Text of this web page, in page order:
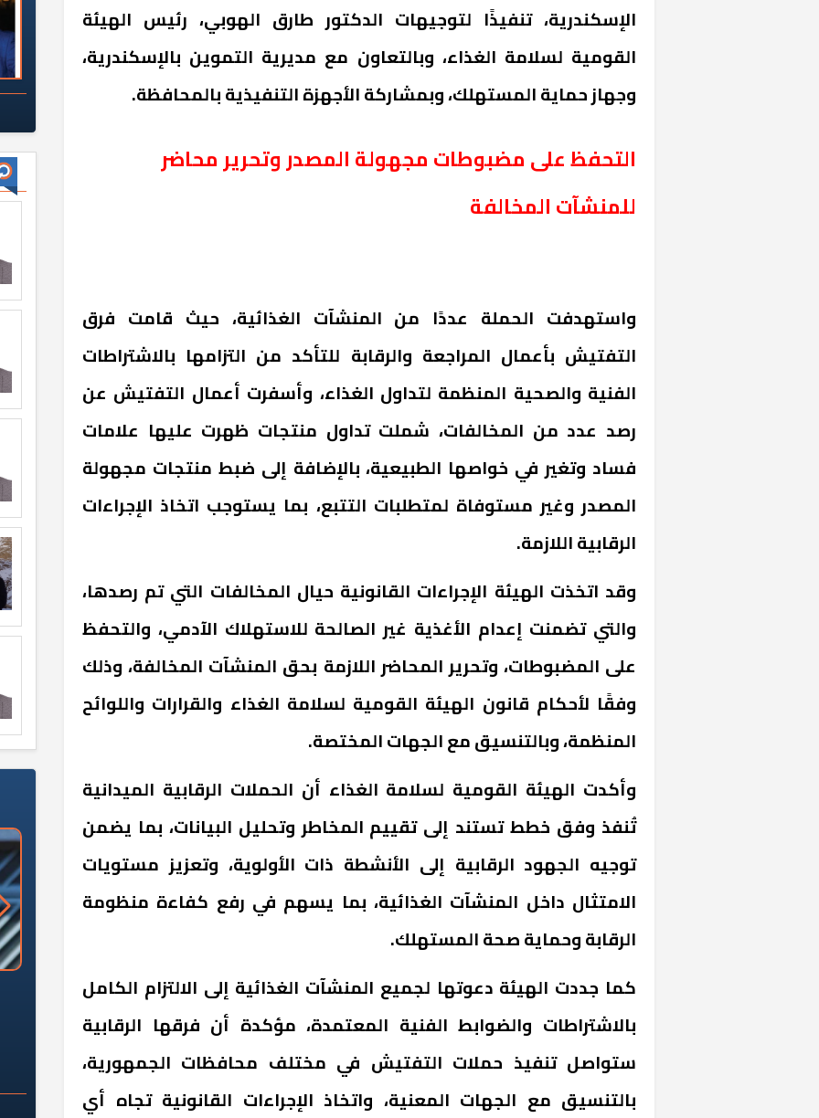
الإسكندرية، تنفيذًا لتوجيهات الدكتور طارق الهوبي، رئيس الهيئة
القومية لسلامة الغذاء، وبالتعاون مع مديرية التموين بالإسكندرية،
وجهاز حماية المستهلك، وبمشاركة الأجهزة التنفيذية بالمحافظة.
التحفظ على مضبوطات مجهولة المصدر وتحرير محاضر
للمنشآت المخالفة
واستهدفت الحملة عددًا من المنشآت الغذائية، حيث قامت فرق
التفتيش بأعمال المراجعة والرقابة للتأكد من التزامها بالاشتراطات
الفنية والصحية المنظمة لتداول الغذاء، وأسفرت أعمال التفتيش عن
رصد عدد من المخالفات، شملت تداول منتجات ظهرت عليها علامات
فساد وتغير في خواصها الطبيعية، بالإضافة إلى ضبط منتجات مجهولة
المصدر وغير مستوفاة لمتطلبات التتبع، بما يستوجب اتخاذ الإجراءات
الرقابية اللازمة.
وقد اتخذت الهيئة الإجراءات القانونية حيال المخالفات التي تم رصدها،
والتي تضمنت إعدام الأغذية غير الصالحة للاستهلاك الآدمي، والتحفظ
على المضبوطات، وتحرير المحاضر اللازمة بحق المنشآت المخالفة، وذلك
وفقًا لأحكام قانون الهيئة القومية لسلامة الغذاء والقرارات واللوائح
المنظمة، وبالتنسيق مع الجهات المختصة.
وأكدت الهيئة القومية لسلامة الغذاء أن الحملات الرقابية الميدانية
تُنفذ وفق خطط تستند إلى تقييم المخاطر وتحليل البيانات، بما يضمن
توجيه الجهود الرقابية إلى الأنشطة ذات الأولوية، وتعزيز مستويات
الامتثال داخل المنشآت الغذائية، بما يسهم في رفع كفاءة منظومة
الرقابة وحماية صحة المستهلك.
كما جددت الهيئة دعوتها لجميع المنشآت الغذائية إلى الالتزام الكامل
بالاشتراطات والضوابط الفنية المعتمدة، مؤكدة أن فرقها الرقابية
ستواصل تنفيذ حملات التفتيش في مختلف محافظات الجمهورية،
بالتنسيق مع الجهات المعنية، واتخاذ الإجراءات القانونية تجاه أي
«وزارة الآثار»: العُثور على 10 توابيت سلامة الغذاء: 285 ألف طن صادرات